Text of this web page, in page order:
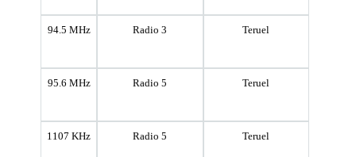
94.5 MHz Radio 3 Teruel
95.6 MHz Radio 5 Teruel
1107 KHz Radio 5 Teruel